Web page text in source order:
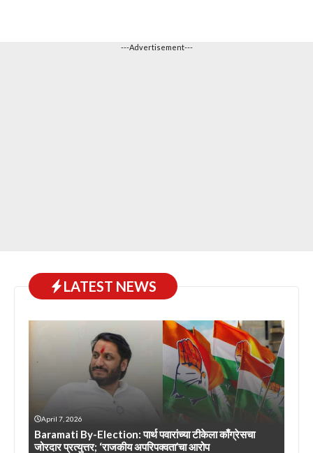
---Advertisement---
LATEST NEWS
April 7, 2026
Baramati By-Election: पार्थ पवारांच्या टीकेला काँग्रेसचा
जोरदार प्रत्युत्तर; ‘राजकीय अपरिपक्वता’चा आरोप